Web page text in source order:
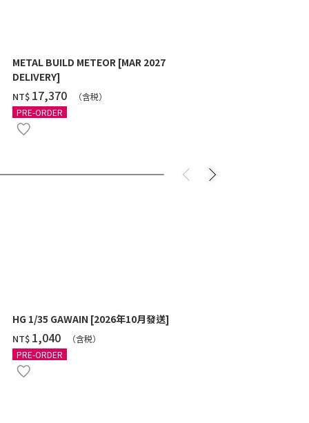
METAL BUILD METEOR [MAR 2027
DELIVERY]
NT$ ‌17,370
（含税）
PRE-ORDER
HG 1/35 GAWAIN [2026年10月發送]
NT$ ‌1,040
（含税）
PRE-ORDER